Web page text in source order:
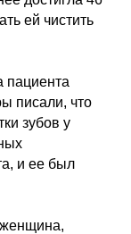
ей чистить
пациента
писали, что
зубов у
и ее был
женщина,